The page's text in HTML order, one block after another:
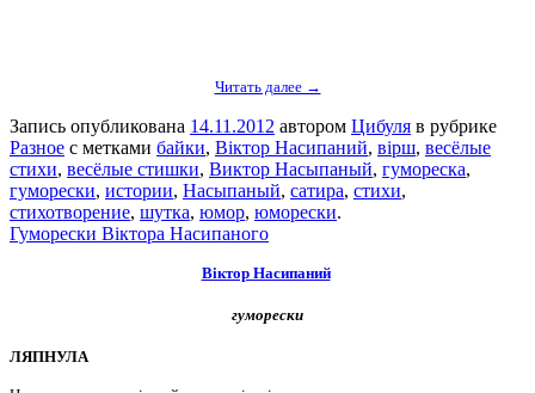
Читать далее →
Запись опубликована 14.11.2012 автором Цибуля в рубрике
Разное с метками байки, Віктор Насипаний, вірш, весёлые
стихи, весёлые стишки, Виктор Насыпаный, гумореска,
гуморески, истории, Насыпаный, сатира, стихи,
стихотворение, шутка, юмор, юморески.
Гуморески Віктора Насипаного
Віктор Насипаний
гуморески
ЛЯПНУЛА